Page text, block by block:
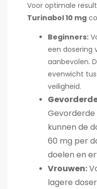
Voor optimale
Turinabol 10 mg
Beginners:
een dosering
aanbevolen.
evenwicht
veiligheid.
kunnen de
60 mg per
doelen en
Vrouwen:
lagere